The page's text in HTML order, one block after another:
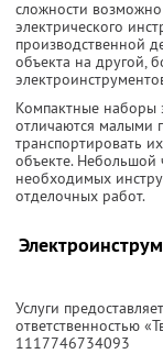
сложности
электрического
производственной
объекта на другой,
Компактные наборы
отличаются малыми
транспортировать
объекте.
необходимых
отделочных работ.
Услуги
ответственностью
1117746734093